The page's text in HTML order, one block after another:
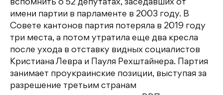
вспомнить о 52 депутатах, заседавших от
имени партии в парламенте в 2003 году. В
Совете кантонов партия потеряла в 2019 году
три места, а потом утратила еще два кресла
после ухода в отставку видных социалистов
Кристиана Левра и Пауля Рехштайнера. Партия
занимает проукраинские позиции, выступая за
разрешение третьим странам